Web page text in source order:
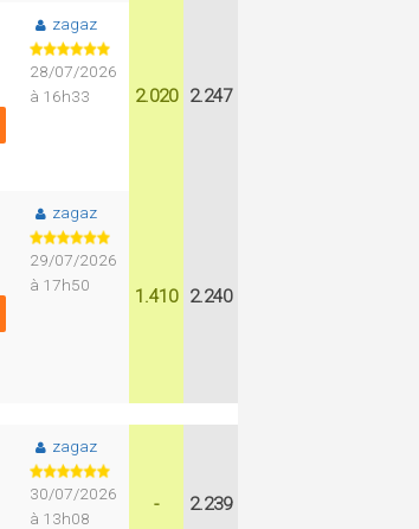
zagaz
28/07/2026
à 16h33
2.020 2.247
zagaz
29/07/2026
à 17h50
1.410 2.240
zagaz
30/07/2026
à 13h08
- 2.239